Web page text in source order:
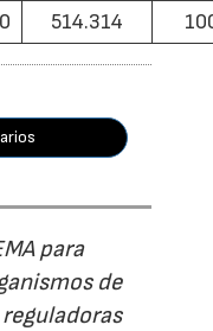
514.314
para
de